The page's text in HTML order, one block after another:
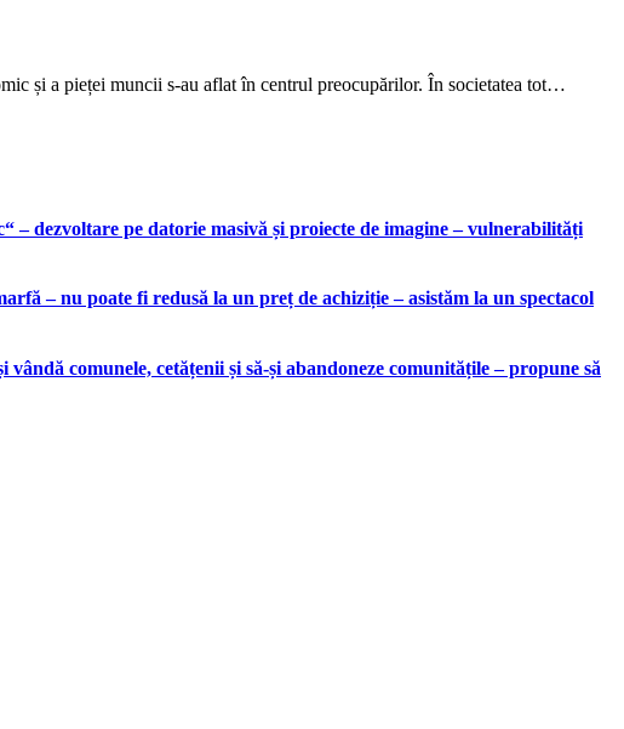
și a pieței muncii s-au aflat în centrul preocupărilor. În societatea tot…
dezvoltare pe datorie masivă și proiecte de imagine – vulnerabilități
– nu poate fi redusă la un preț de achiziție – asistăm la un spectacol
comunele, cetățenii și să-și abandoneze comunitățile – propune să